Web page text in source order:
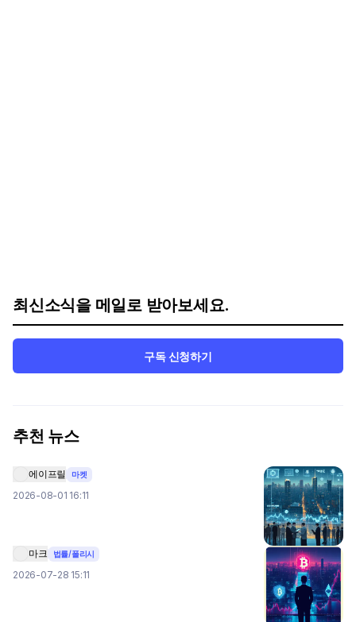
최신소식을 메일로 받아보세요.
구독 신청하기
추천 뉴스
에이프릴 마켓
2026-08-01 16:11
마크 법률/폴리시
2026-07-28 15:11